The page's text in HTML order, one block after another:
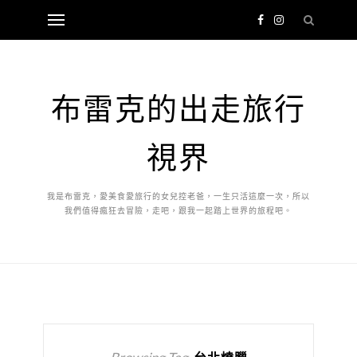
布雷克的出走旅行
視界
我是布雷克，愛美食愛旅行的女兒控老爸，一生只活這麼一次，所以
我們值得瘋狂去冒險，走吧，跟我一起踏上世界的旅程吧。